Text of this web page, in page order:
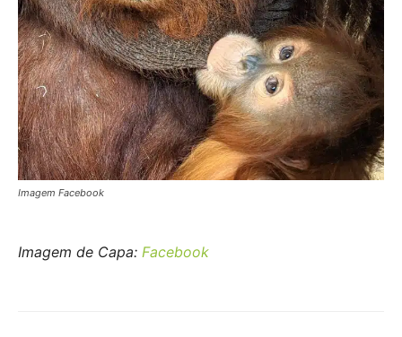
Imagem Facebook
Imagem de Capa: Facebook